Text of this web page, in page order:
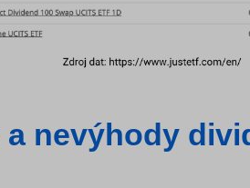
a nevýhody